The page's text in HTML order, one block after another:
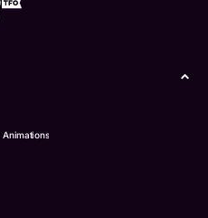
Animations